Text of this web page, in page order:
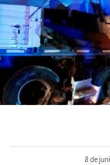
8 de